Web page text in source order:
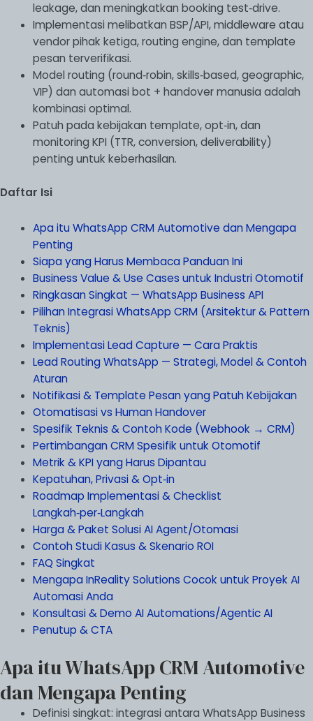
leakage, dan meningkatkan booking test‑drive.
Implementasi melibatkan BSP/API, middleware atau
vendor pihak ketiga, routing engine, dan template
pesan terverifikasi.
Model routing (round‑robin, skills‑based, geographic,
VIP) dan automasi bot + handover manusia adalah
kombinasi optimal.
Patuh pada kebijakan template, opt‑in, dan
monitoring KPI (TTR, conversion, deliverability)
penting untuk keberhasilan.
Daftar Isi
Apa itu WhatsApp CRM Automotive dan Mengapa
Penting
Siapa yang Harus Membaca Panduan Ini
Business Value & Use Cases untuk Industri Otomotif
Ringkasan Singkat — WhatsApp Business API
Pilihan Integrasi WhatsApp CRM (Arsitektur & Pattern
Teknis)
Implementasi Lead Capture — Cara Praktis
Lead Routing WhatsApp — Strategi, Model & Contoh
Aturan
Notifikasi & Template Pesan yang Patuh Kebijakan
Otomatisasi vs Human Handover
Spesifik Teknis & Contoh Kode (Webhook → CRM)
Pertimbangan CRM Spesifik untuk Otomotif
Metrik & KPI yang Harus Dipantau
Kepatuhan, Privasi & Opt‑in
Roadmap Implementasi & Checklist
Langkah‑per‑Langkah
Harga & Paket Solusi AI Agent/Otomasi
Contoh Studi Kasus & Skenario ROI
FAQ Singkat
Mengapa InReality Solutions Cocok untuk Proyek AI
Automasi Anda
Konsultasi & Demo AI Automations/Agentic AI
Penutup & CTA
Apa itu WhatsApp CRM Automotive
dan Mengapa Penting
Definisi singkat: integrasi antara WhatsApp Business